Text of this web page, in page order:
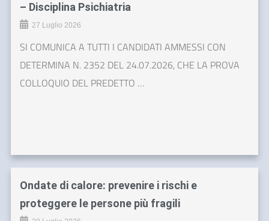
– Disciplina Psichiatria
27 Luglio 2026
SI COMUNICA A TUTTI I CANDIDATI AMMESSI CON
DETERMINA N. 2352 DEL 24.07.2026, CHE LA PROVA
COLLOQUIO DEL PREDETTO …
Ondate di calore: prevenire i rischi e
proteggere le persone più fragili